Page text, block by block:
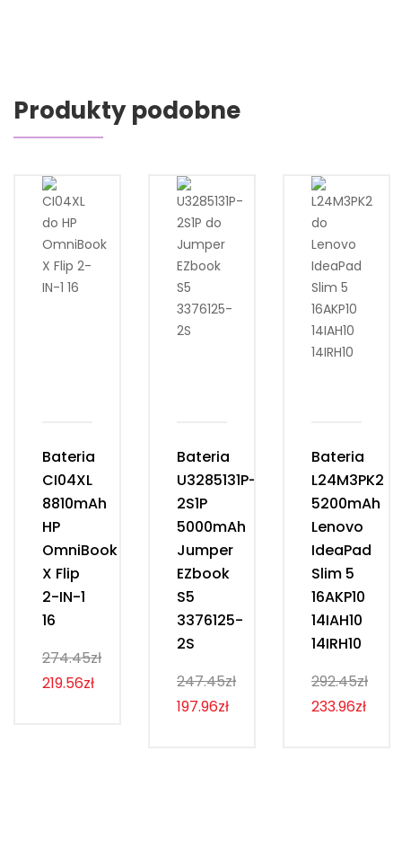
Produkty podobne
Bateria
CI04XL
8810mAh
HP
OmniBook
X Flip
2-IN-1
16
274.45zł
219.56zł
Bateria
U3285131P-
2S1P
5000mAh
Jumper
EZbook
S5
3376125-
2S
247.45zł
197.96zł
Bateria
L24M3PK2
5200mAh
Lenovo
IdeaPad
Slim 5
16AKP10
14IAH10
14IRH10
292.45zł
233.96zł